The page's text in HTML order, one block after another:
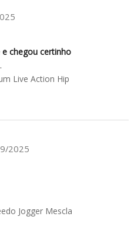
chegou certinho
Live Action Hip
2025
Jogger Mescla